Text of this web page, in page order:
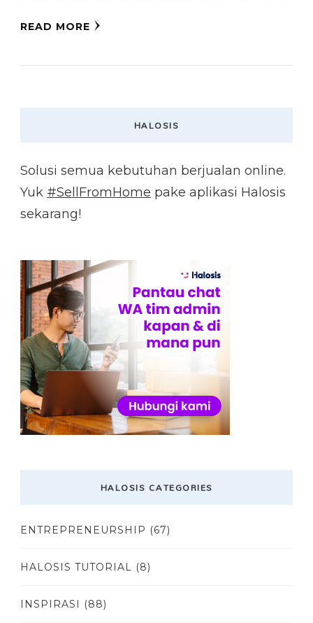
READ MORE
HALOSIS
Solusi semua kebutuhan berjualan online.
Yuk #SellFromHome pake aplikasi Halosis
sekarang!
HALOSIS CATEGORIES
ENTREPRENEURSHIP (67)
HALOSIS TUTORIAL (8)
INSPIRASI (88)